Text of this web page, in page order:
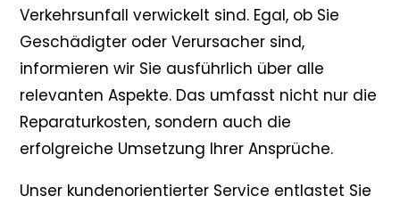
Verkehrsunfall verwickelt sind. Egal, ob Sie
Geschädigter oder Verursacher sind,
informieren wir Sie ausführlich über alle
relevanten Aspekte. Das umfasst nicht nur die
Reparaturkosten, sondern auch die
erfolgreiche Umsetzung Ihrer Ansprüche.
Unser kundenorientierter Service entlastet Sie